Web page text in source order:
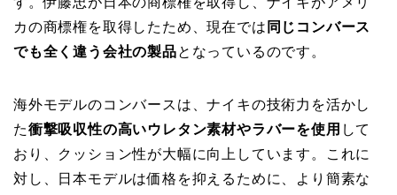
カの商標権を取得したため、現在では 同じコンバース
でも全く違う会社の製品となっているのです。
海外モデルのコンバースは、ナイキの技術力を活かし
た衝撃吸収性の高いウレタン素材やラバーを使用 して
おり、クッション性が大幅に向上しています。これに
対し、日本モデルは価格を抑えるために、より簡素な